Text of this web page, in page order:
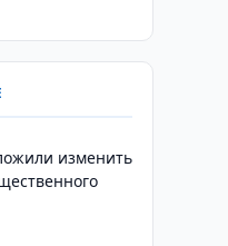
изменить